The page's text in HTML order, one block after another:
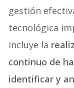
gestión
tecnológica
incluye la
continuo de
identificar y